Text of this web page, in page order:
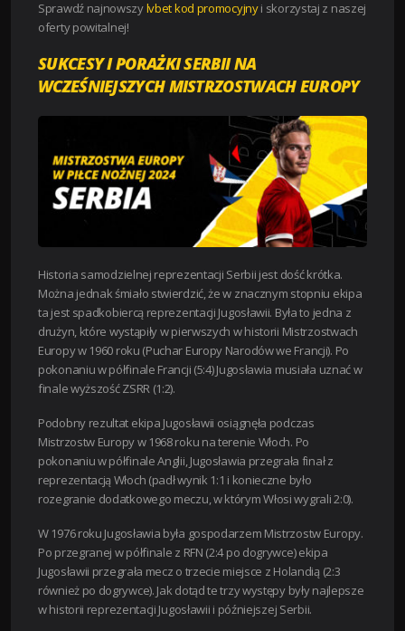
Sprawdź najnowszylvbet kod promocyjnyi skorzystaj z naszej
oferty powitalnej!
SUKCESY I PORAŻKI SERBII NA
WCZEŚNIEJSZYCH MISTRZOSTWACH EUROPY
Historia samodzielnej reprezentacji Serbii jest dość krótka.
Można jednak śmiało stwierdzić, że w znacznym stopniu ekipa
ta jest spadkobiercą reprezentacji Jugosławii. Była to jedna z
drużyn, które wystąpiły w pierwszych w historii Mistrzostwach
Europy w 1960 roku (Puchar Europy Narodów we Francji). Po
pokonaniu w półfinale Francji (5:4) Jugosławia musiała uznać w
finale wyższość ZSRR (1:2).
Podobny rezultat ekipa Jugosławii osiągnęła podczas
Mistrzostw Europy w 1968 roku na terenie Włoch. Po
pokonaniu w półfinale Anglii, Jugosławia przegrała finał z
reprezentacją Włoch (padł wynik 1:1 i konieczne było
rozegranie dodatkowego meczu, w którym Włosi wygrali 2:0).
W 1976 roku Jugosławia była gospodarzem Mistrzostw Europy.
Po przegranej w półfinale z RFN (2:4 po dogrywce) ekipa
Jugosławii przegrała mecz o trzecie miejsce z Holandią (2:3
również po dogrywce). Jak dotąd te trzy występy były najlepsze
w historii reprezentacji Jugosławii i późniejszej Serbii.